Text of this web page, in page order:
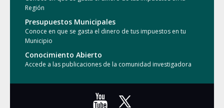
Región
Presupuestos Municipales
Conoce en que se gasta el dinero de tus impuestos en tu
Municipio
Conocimiento Abierto
Accede a las publicaciones de la comunidad investigadora